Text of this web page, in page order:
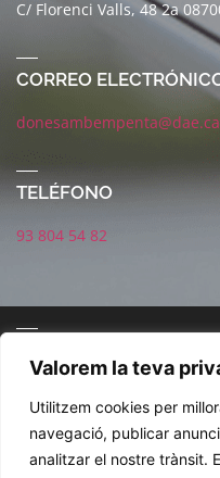
Valorem la teva
Utilitzem cookies per
navegació, publicar
analitzar el nostre trànsit.
C/ Florenci Valls, 48 2a
CORREO
TELÉFONO
93 804 54 82